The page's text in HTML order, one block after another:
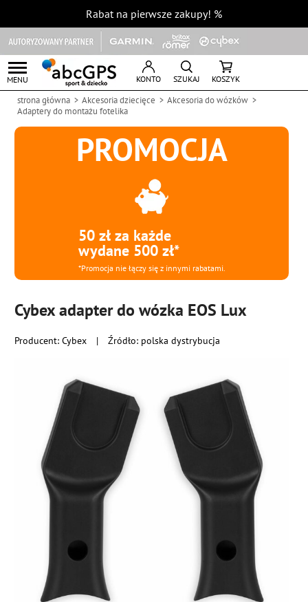
Rabat na pierwsze zakupy! %
MENU KONTO SZUKAJ KOSZYK
strona główna Akcesoria dziecięce
Akcesoria do wózków
Adaptery do montażu fotelika
PROMOCJA
50 zł za każde
wydane 500 zł*
*Promocja nie łączy się z innymi rabatami.
Cybex adapter do wózka EOS Lux
Producent:Cybex | Źródło: polska dystrybucja